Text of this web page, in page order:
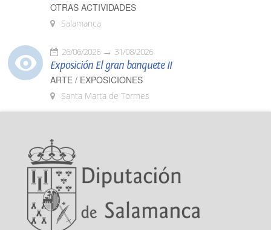
OTRAS ACTIVIDADES
Salamanca
26/06/2026 31/08/2026
Exposición El gran banquete II
ARTE / EXPOSICIONES
Santa Marta de Tormes